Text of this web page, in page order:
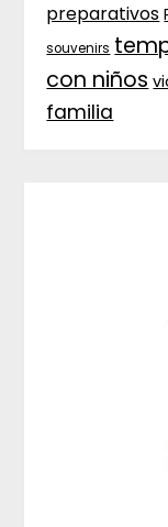
preparativos
souvenirs
con niños
familia